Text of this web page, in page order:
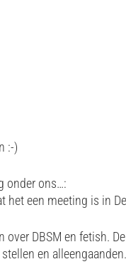
:-)
onder ons…:
het een meeting is in
DBSM en fetish.
en alleengaanden.